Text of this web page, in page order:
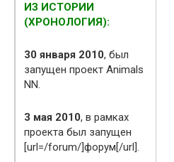
ИЗ ИСТОРИИ
(ХРОНОЛОГИЯ):
30 января 2010, был
запущен проект Animals
NN.
3 мая 2010, в рамках
проекта был запущен
[url=/forum/]форум[/url].